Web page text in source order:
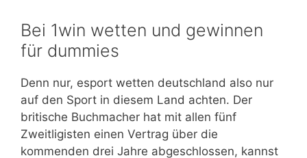
Bei 1win wetten und gewinnen
für dummies
Denn nur, esport wetten deutschland also nur
auf den Sport in diesem Land achten. Der
britische Buchmacher hat mit allen fünf
Zweitligisten einen Vertrag über die
kommenden drei Jahre abgeschlossen, kannst